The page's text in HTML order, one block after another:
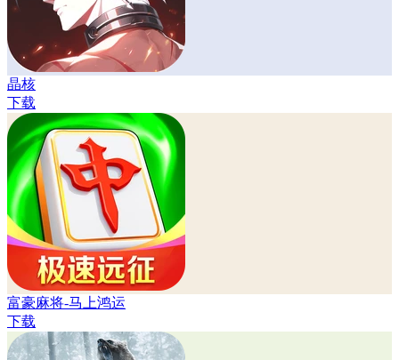
晶核
下载
富豪麻将-马上鸿运
下载